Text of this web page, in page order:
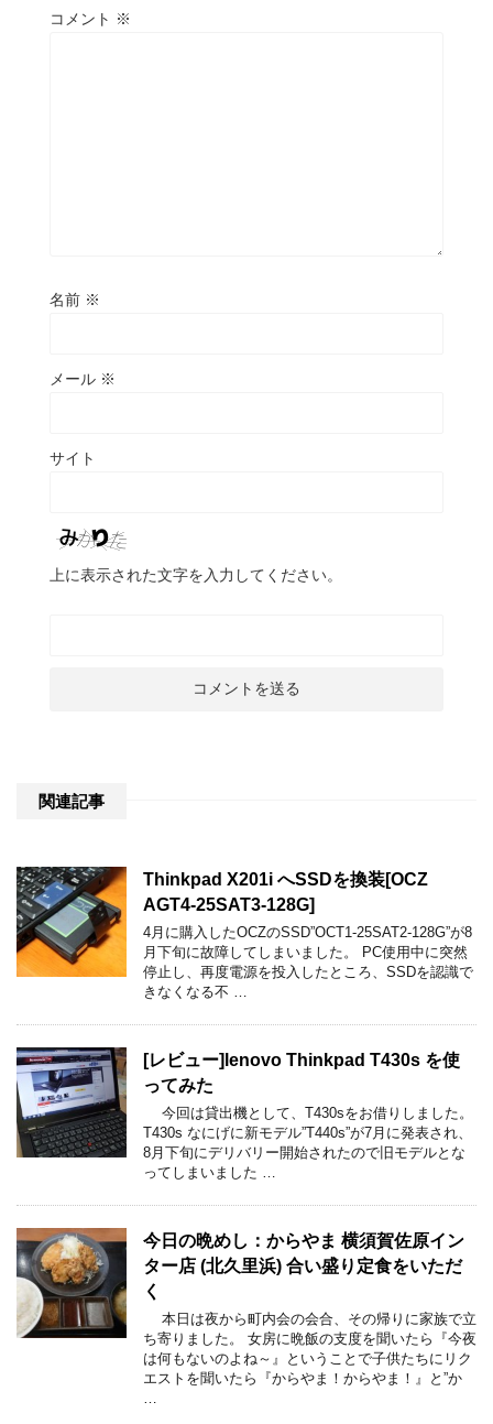
コメント ※
名前 ※
メール ※
サイト
上に表示された文字を入力してください。
関連記事
Thinkpad X201i へSSDを換装[OCZ
AGT4-25SAT3-128G]
4月に購入したOCZのSSD”OCT1-25SAT2-128G”が8
月下旬に故障してしまいました。 PC使用中に突然
停止し、再度電源を投入したところ、SSDを認識で
きなくなる不 …
[レビュー]lenovo Thinkpad T430s を使
ってみた
今回は貸出機として、T430sをお借りしました。
T430s なにげに新モデル”T440s”が7月に発表され、
8月下旬にデリバリー開始されたので旧モデルとな
ってしまいました …
今日の晩めし：からやま 横須賀佐原イン
ター店 (北久里浜) 合い盛り定食をいただ
く
本日は夜から町内会の会合、その帰りに家族で立
ち寄りました。 女房に晩飯の支度を聞いたら『今夜
は何もないのよね～』ということで子供たちにリク
エストを聞いたら『からやま！からやま！』と”か
…